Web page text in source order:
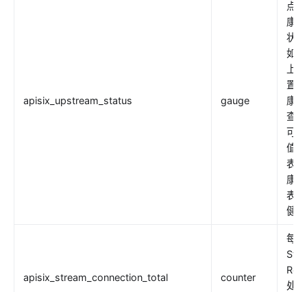
apisix_upstream_status gauge
点
康
状
如
上
置
康检
查
可
值
表
康，
表
健
apisix_stream_connection_total counter
每个
处